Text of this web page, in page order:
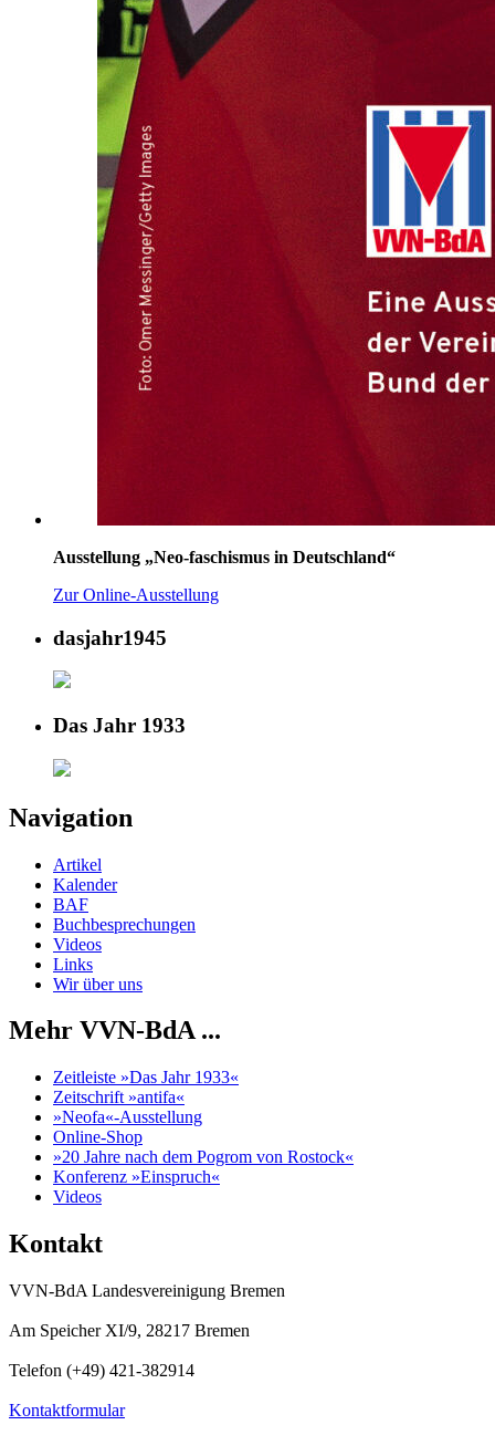
Ausstellung „Neo-faschismus in Deutschland“
Zur Online-Ausstellung
dasjahr1945
Das Jahr 1933
Navigation
Artikel
Kalender
BAF
Buchbesprechungen
Videos
Links
Wir über uns
Mehr VVN-BdA ...
Zeitleiste »Das Jahr 1933«
Zeitschrift »antifa«
»Neofa«-Ausstellung
Online-Shop
»20 Jahre nach dem Pogrom von Rostock«
Konferenz »Einspruch«
Videos
Kontakt
VVN-BdA Landesvereinigung Bremen
Am Speicher XI/9, 28217 Bremen
Telefon (+49) 421-382914
Kontaktformular